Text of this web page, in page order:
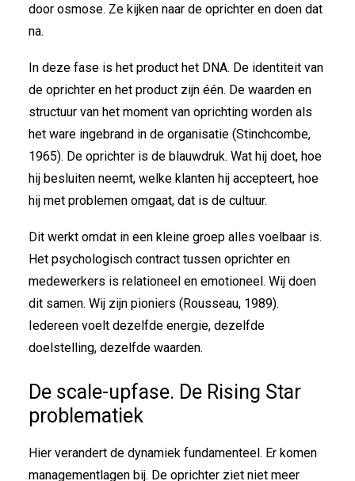
door osmose. Ze kijken naar de oprichter en doen dat
na.
In deze fase is het product het DNA. De identiteit van
de oprichter en het product zijn één. De waarden en
structuur van het moment van oprichting worden als
het ware ingebrand in de organisatie (Stinchcombe,
1965). De oprichter is de blauwdruk. Wat hij doet, hoe
hij besluiten neemt, welke klanten hij accepteert, hoe
hij met problemen omgaat, dat is de cultuur.
Dit werkt omdat in een kleine groep alles voelbaar is.
Het psychologisch contract tussen oprichter en
medewerkers is relationeel en emotioneel. Wij doen
dit samen. Wij zijn pioniers (Rousseau, 1989).
Iedereen voelt dezelfde energie, dezelfde
doelstelling, dezelfde waarden.
De scale-upfase. De Rising Star
problematiek
Hier verandert de dynamiek fundamenteel. Er komen
managementlagen bij. De oprichter ziet niet meer